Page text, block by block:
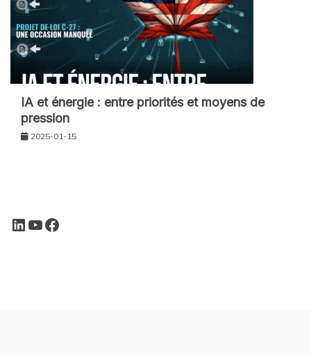
IA et énergie : entre priorités et moyens de
pression
2025-01-15